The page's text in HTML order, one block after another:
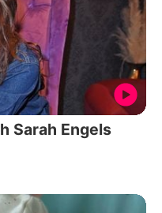
Sarah Engels